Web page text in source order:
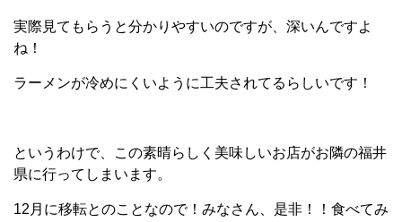
実際見てもらうと分かりやすいのですが、深いんですよ
ね！
ラーメンが冷めにくいように工夫されてるらしいです！
というわけで、この素晴らしく美味しいお店がお隣の福井
県に行ってしまいます。
12月に移転とのことなので！みなさん、是非！！食べてみ